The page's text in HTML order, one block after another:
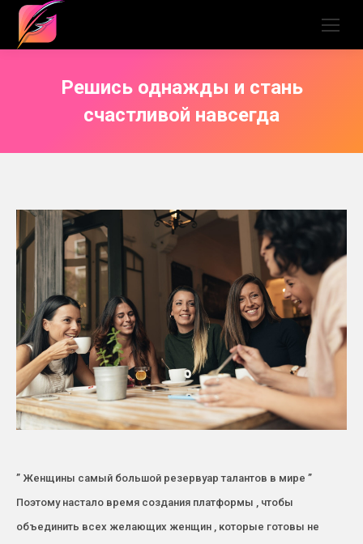
Решись однажды и стань
счастливой навсегда
” Женщины самый большой резервуар талантов в мире ”
Поэтому настало время создания платформы , чтобы
объединить всех желающих женщин , которые готовы не